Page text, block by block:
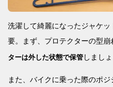
洗濯して綺麗になったジャケ
要。まず、プロテクターの型
ターは外した状態で保管しましょ
また、バイクに乗った際のポ